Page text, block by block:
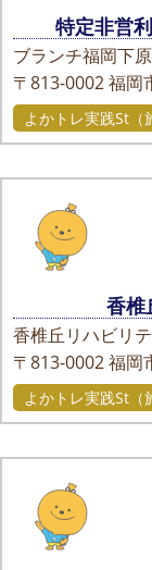
特定非営
ブランチ福岡下
〒813-0002福岡
よかトレ実践St（
香椎
香椎丘リハビリ
〒813-0002福岡
よかトレ実践St（